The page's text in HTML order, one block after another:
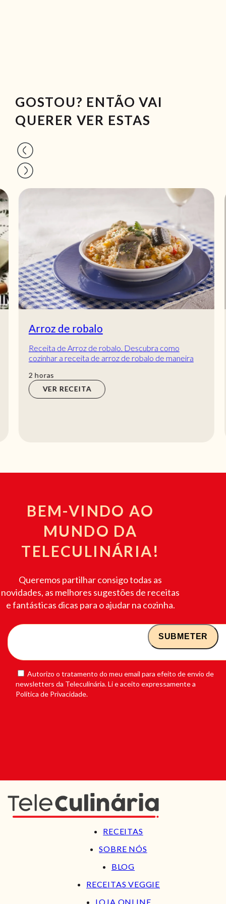
GOSTOU? ENTÃO VAI
QUERER VER ESTAS
Arroz de robalo
Receita de Arroz de robalo. Descubra como
cozinhar a receita de arroz de robalo de maneira
2horas
horas
VER RECEITA
BEM-VINDO AO
MUNDO DA
TELECULINÁRIA!
Queremos partilhar consigo todas as
novidades, as melhores sugestões de receitas
e fantásticas dicas para o ajudar na cozinha.
Autorizo o tratamento do meu email para efeito de envio de
newsletters da Teleculinária. Li e aceito expressamente a
Política de Privacidade.
RECEITAS
SOBRE NÓS
BLOG
RECEITAS VEGGIE
LOJA ONLINE